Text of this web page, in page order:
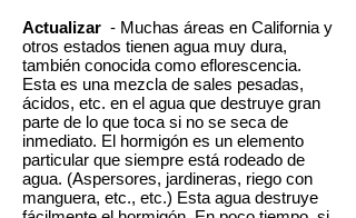
Actualizar - Muchas áreas en California y
otros estados tienen agua muy dura,
también conocida como eflorescencia.
Esta es una mezcla de sales pesadas,
ácidos, etc. en el agua que destruye gran
parte de lo que toca si no se seca de
inmediato. El hormigón es un elemento
particular que siempre está rodeado de
agua. (Aspersores, jardineras, riego con
manguera, etc., etc.) Esta agua destruye